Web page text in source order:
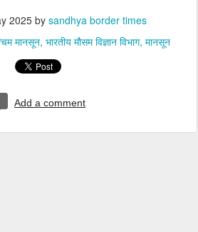
2025 by sandhya border times
मानसून भारतीय मौसम विज्ञान विभाग मानसून
Add a comment